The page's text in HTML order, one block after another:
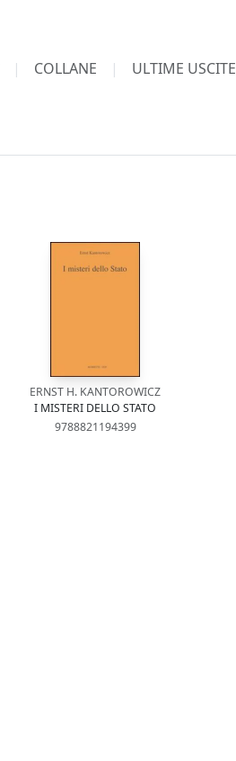
COLLANE ULTIME USCITE
ERNST H. KANTOROWICZ
I MISTERI DELLO STATO
9788821194399